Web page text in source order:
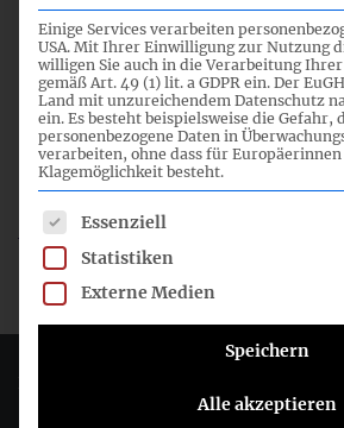
ZUSÄTZLICHE
TITEL
Ergebnisbericht
Einige Services verarbeiten
USA. Mit Ihrer Einwilligung zur Nutzung
willigen Sie auch in die Verarbeitung Ihrer
gemäß Art. 49 (1) lit. a GDPR ein. Der
Land mit unzureichendem Datenschutz
ein. Es besteht beispielsweise die Gefahr,
personenbezogene Daten in
verarbeiten, ohne dass für
Klagemöglichkeit besteht.
Es folgt eine Liste der Service-
Essenziell
Statistiken
Externe Medien
Speichern
Alle akzeptieren